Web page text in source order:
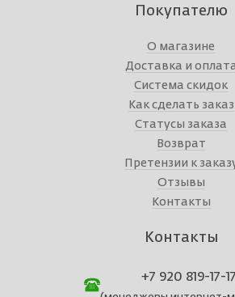
Покупателю
О магазине
Доставка и
Система скидок
Как сделать заказ
Статусы заказа
Возврат
Претензии к
Отзывы
Контакты
Контакты
+7 920 819-17-17